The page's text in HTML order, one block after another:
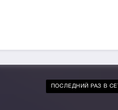
ПОСЛЕДНИЙ РАЗ В